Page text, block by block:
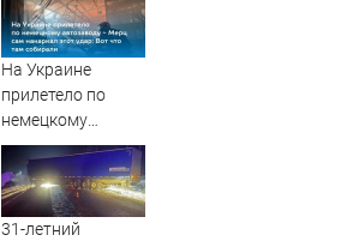
ароматом
летнего сада
На Украине
прилетело по
немецкому
автозаводу -
Мерц сам
накаркал этот
удар: Вот что там
31-летний